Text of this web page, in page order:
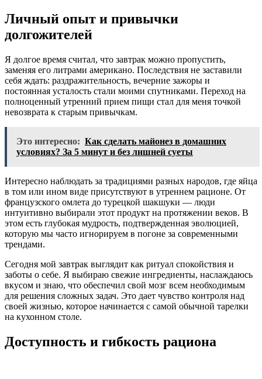
Личный опыт и привычки
долгожителей
Я долгое время считал, что завтрак можно пропустить,
заменяя его литрами американо. Последствия не заставили
себя ждать: раздражительность, вечерние зажоры и
постоянная усталость стали моими спутниками. Переход на
полноценный утренний прием пищи стал для меня точкой
невозврата к старым привычкам.
Это интересно: Как сделать майонез в домашних
условиях? За 5 минут и без лишней суеты
Интересно наблюдать за традициями разных народов, где яйца
в том или ином виде присутствуют в утреннем рационе. От
французского омлета до турецкой шакшуки — люди
интуитивно выбирали этот продукт на протяжении веков. В
этом есть глубокая мудрость, подтвержденная эволюцией,
которую мы часто игнорируем в погоне за современными
трендами.
Сегодня мой завтрак выглядит как ритуал спокойствия и
заботы о себе. Я выбираю свежие ингредиенты, наслаждаюсь
вкусом и знаю, что обеспечил свой мозг всем необходимым
для решения сложных задач. Это дает чувство контроля над
своей жизнью, которое начинается с самой обычной тарелки
на кухонном столе.
Доступность и гибкость рациона